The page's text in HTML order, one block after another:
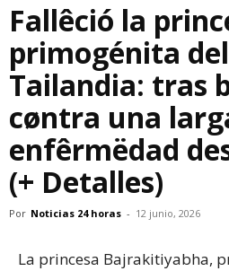
Fallêció la
primogénita
Tailandia: tras
cøntra una
enfêrmëdad
(+ Detalles)
Por Noticias 24 horas - 12 junio, 2026
La princesa Bajrakitiyabha,